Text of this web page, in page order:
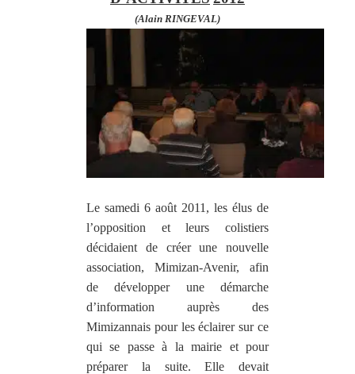
(Alain RINGEVAL)
Le samedi 6 août 2011, les élus de
l’opposition et leurs colistiers
décidaient de créer une nouvelle
association, Mimizan-Avenir, afin
de développer une démarche
d’information auprès des
Mimizannais pour les éclairer sur ce
qui se passe à la mairie et pour
préparer la suite. Elle devait